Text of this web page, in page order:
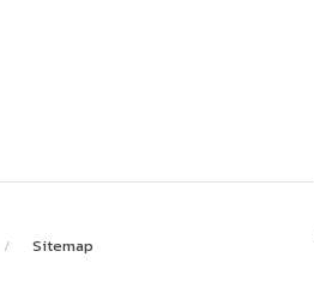
Sitemap